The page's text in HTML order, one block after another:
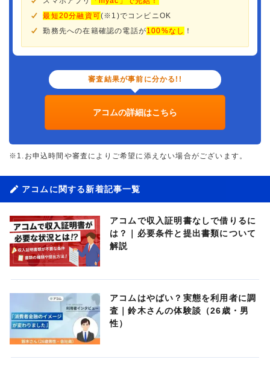
最短20分融資可(※1)でコンビニOK
勤務先への在籍確認の電話が100%なし ！
審査結果が事前に分かる!!
アコムの詳細はこちら
※1.お申込時間や審査によりご希望に添えない場合がございます。
アコムに関する新着記事一覧
アコムで収入証明書なしで借りるに
は？｜必要条件と提出書類について
解説
アコムはやばい？実態を利用者に調
査｜鈴木さんの体験談（26歳・男
性）